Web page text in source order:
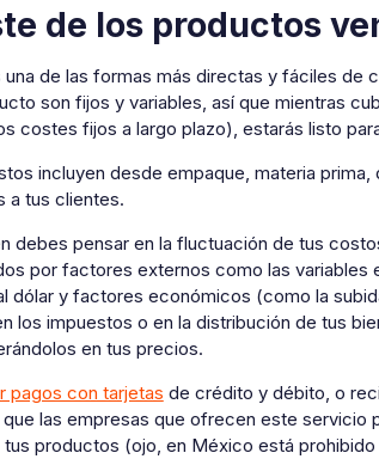
de los productos
una de las formas más directas y fáciles de
son fijos y variables, así que mientras
costes fijos a largo plazo), estarás listo
incluyen desde empaque, materia
a tus clientes.
debes pensar en la fluctuación de tus
por factores externos como las variables
dólar y factores económicos (como la
los impuestos o en la distribución de tus
en tus precios.
pagos con tarjetas de crédito y débito, o
las empresas que ofrecen este servicio
tus productos (ojo, en México está